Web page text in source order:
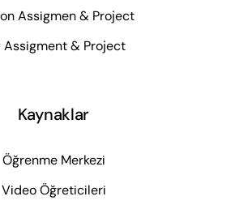
Assigmen & Project
& Project
Kaynaklar
Öğrenme Merkezi
Video Öğreticileri